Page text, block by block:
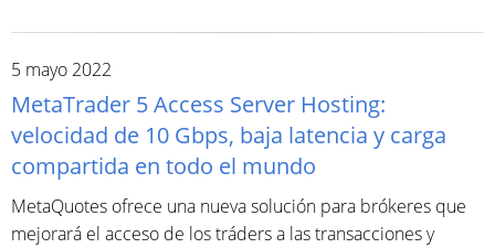
5 mayo 2022
MetaTrader 5 Access Server Hosting:
velocidad de 10 Gbps, baja latencia y carga
compartida en todo el mundo
MetaQuotes ofrece una nueva solución para brókeres que
mejorará el acceso de los tráders a las transacciones y